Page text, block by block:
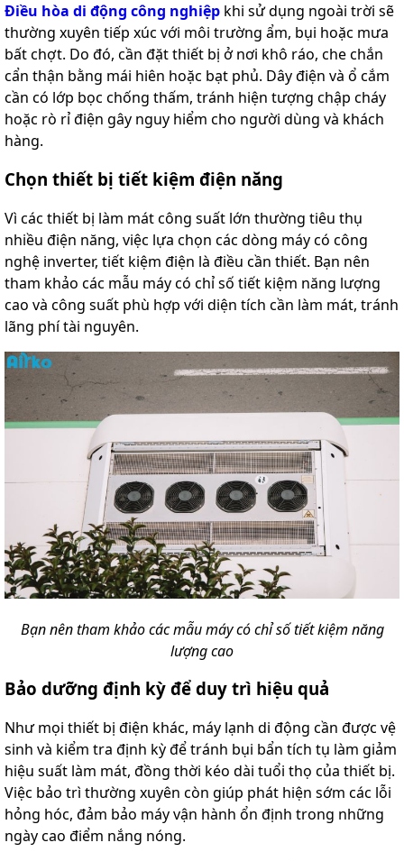
Điều hòa di động công nghiệp khi sử dụng ngoài trời sẽ
thường xuyên tiếp xúc với môi trường ẩm, bụi hoặc mưa
bất chợt. Do đó, cần đặt thiết bị ở nơi khô ráo, che chắn
cẩn thận bằng mái hiên hoặc bạt phủ. Dây điện và ổ cắm
cần có lớp bọc chống thấm, tránh hiện tượng chập cháy
hoặc rò rỉ điện gây nguy hiểm cho người dùng và khách
hàng.
Chọn thiết bị tiết kiệm điện năng
Vì các thiết bị làm mát công suất lớn thường tiêu thụ
nhiều điện năng, việc lựa chọn các dòng máy có công
nghệ inverter, tiết kiệm điện là điều cần thiết. Bạn nên
tham khảo các mẫu máy có chỉ số tiết kiệm năng lượng
cao và công suất phù hợp với diện tích cần làm mát, tránh
lãng phí tài nguyên.
Bạn nên tham khảo các mẫu máy có chỉ số tiết kiệm năng
lượng cao
Bảo dưỡng định kỳ để duy trì hiệu quả
Như mọi thiết bị điện khác, máy lạnh di động cần được vệ
sinh và kiểm tra định kỳ để tránh bụi bẩn tích tụ làm giảm
hiệu suất làm mát, đồng thời kéo dài tuổi thọ của thiết bị.
Việc bảo trì thường xuyên còn giúp phát hiện sớm các lỗi
hỏng hóc, đảm bảo máy vận hành ổn định trong những
ngày cao điểm nắng nóng.